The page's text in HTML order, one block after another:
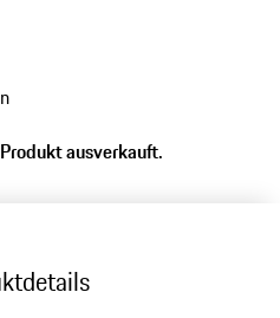
ausverkauft.